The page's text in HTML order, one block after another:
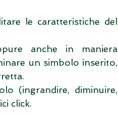
le caratteristiche del
anche in maniera
un simbolo inserito,
(ingrandire, diminuire,
click.